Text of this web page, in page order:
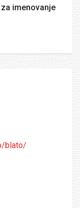
imenovanje
blato/